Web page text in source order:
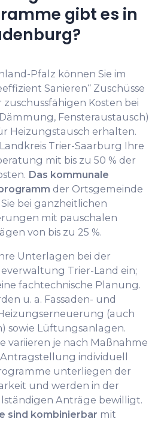
gibt es in
Pfalz können Sie im
Sanieren“ Zuschüsse
zuschussfähigen Kosten bei
Fensteraustausch)
Heizungstausch erhalten.
Trier-Saarburg Ihre
mit bis zu 50 % der
Das kommunale
der Ortsgemeinde
bei ganzheitlichen
mit pauschalen
von bis zu 25 %.
Unterlagen bei der
Trier-Land ein;
fachtechnische Planung.
u. a. Fassaden- und
(auch
sowie Lüftungsanlagen.
variieren je nach Maßnahme
individuell
unterliegen der
und werden in der
Anträge bewilligt.
sind kombinierbar mit